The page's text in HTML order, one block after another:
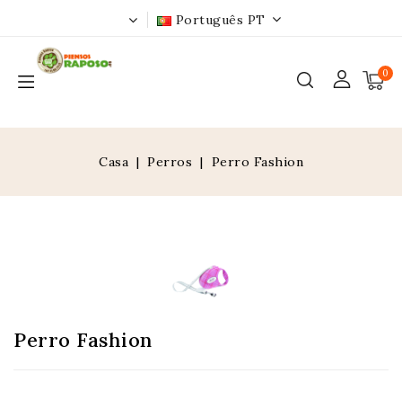
Português PT
0
Casa Perros Perro Fashion
Perro Fashion